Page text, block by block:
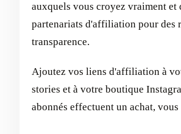
auxquels vous croyez vraiment et
partenariats d'affiliation pour des
transparence.
Ajoutez vos liens d'affiliation à
stories et à votre boutique
abonnés effectuent un achat,